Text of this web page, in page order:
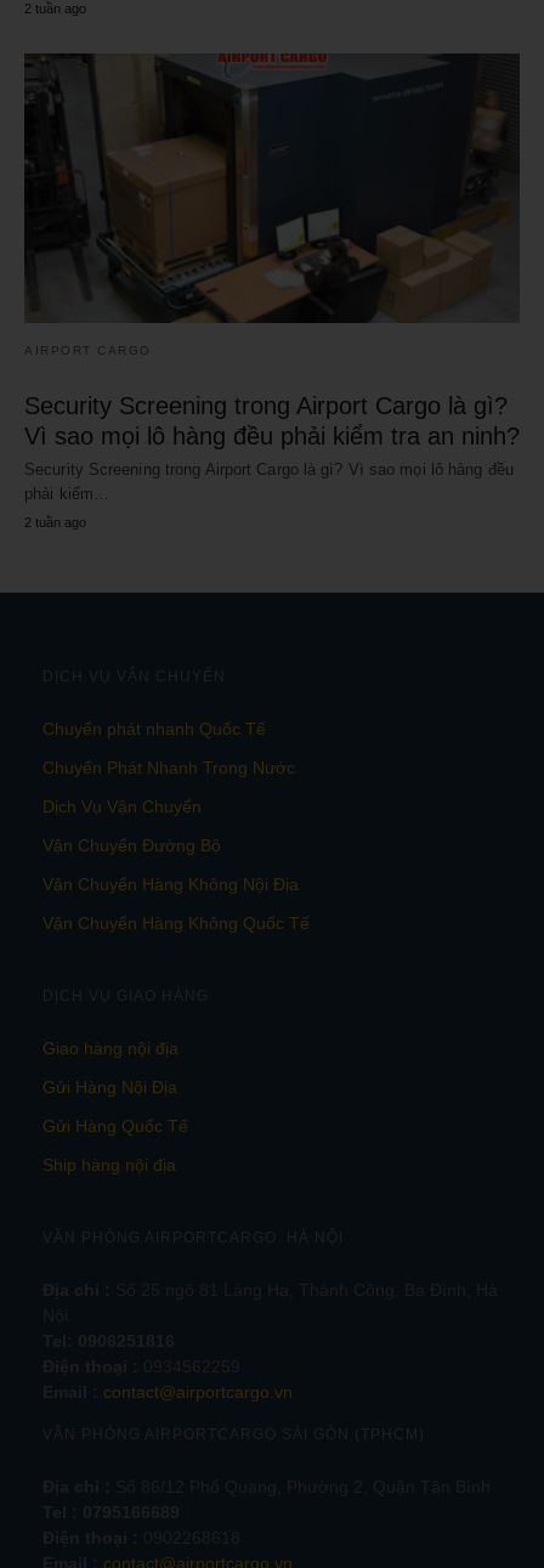
2 tuần ago
AIRPORT CARGO
Security Screening trong Airport Cargo là gì?
Vì sao mọi lô hàng đều phải kiểm tra an ninh?
Security Screening trong Airport Cargo là gì? Vì sao mọi lô hàng đều
phải kiểm…
2 tuần ago
DỊCH VỤ VẬN CHUYỂN
Chuyển phát nhanh Quốc Tế
Chuyển Phát Nhanh Trong Nước
Dịch Vụ Vận Chuyển
Vận Chuyển Đường Bộ
Vận Chuyển Hàng Không Nội Địa
Vận Chuyển Hàng Không Quốc Tế
DỊCH VỤ GIAO HÀNG
Giao hàng nội địa
Gửi Hàng Nội Địa
Gửi Hàng Quốc Tế
Ship hàng nội địa
VĂN PHÒNG AIRPORTCARGO HÀ NỘI
contact@airportcargo.vn
VĂN PHÒNG AIRPORTCARGO SÀI GÒN (TPHCM)
contact@airportcargo.vn